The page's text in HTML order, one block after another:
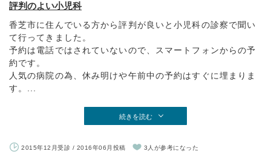
評判のよい小児科
香芝市に住んでいる方から評判が良いと小児科の診察で聞い
て行ってきました。
予約は電話ではされていないので、スマートフォンからの予
約です。
人気の病院の為、休み明けや午前中の予約はすぐに埋まりま
す。...
続きを読む
2015年12月受診 / 2016年06月投稿 3人が参考になった